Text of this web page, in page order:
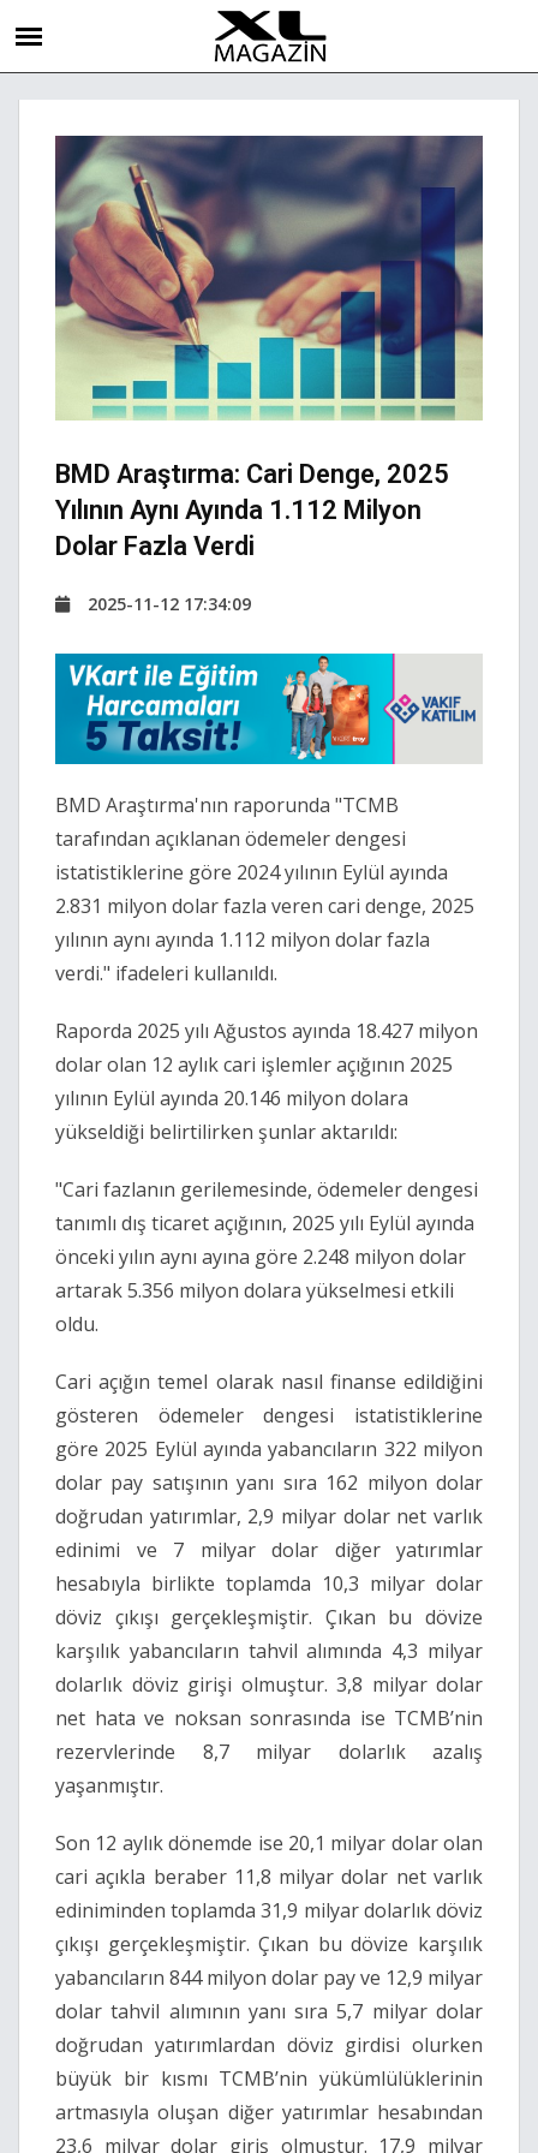
BMD Araştırma: Cari Denge, 2025
Yılının Aynı Ayında 1.112 Milyon
Dolar Fazla Verdi
2025-11-12 17:34:09
BMD Araştırma'nın raporunda "TCMB
tarafından açıklanan ödemeler dengesi
istatistiklerine göre 2024 yılının Eylül ayında
2.831 milyon dolar fazla veren cari denge, 2025
yılının aynı ayında 1.112 milyon dolar fazla
verdi." ifadeleri kullanıldı.
Raporda 2025 yılı Ağustos ayında 18.427 milyon
dolar olan 12 aylık cari işlemler açığının 2025
yılının Eylül ayında 20.146 milyon dolara
yükseldiği belirtilirken şunlar aktarıldı:
"Cari fazlanın gerilemesinde, ödemeler dengesi
tanımlı dış ticaret açığının, 2025 yılı Eylül ayında
önceki yılın aynı ayına göre 2.248 milyon dolar
artarak 5.356 milyon dolara yükselmesi etkili
oldu.
Cari açığın temel olarak nasıl finanse edildiğini
gösteren ödemeler dengesi istatistiklerine
göre 2025 Eylül ayında yabancıların 322 milyon
dolar pay satışının yanı sıra 162 milyon dolar
doğrudan yatırımlar, 2,9 milyar dolar net varlık
edinimi ve 7 milyar dolar diğer yatırımlar
hesabıyla birlikte toplamda 10,3 milyar dolar
döviz çıkışı gerçekleşmiştir. Çıkan bu dövize
karşılık yabancıların tahvil alımında 4,3 milyar
dolarlık döviz girişi olmuştur. 3,8 milyar dolar
net hata ve noksan sonrasında ise TCMB’nin
rezervlerinde 8,7 milyar dolarlık azalış
yaşanmıştır.
Son 12 aylık dönemde ise 20,1 milyar dolar olan
cari açıkla beraber 11,8 milyar dolar net varlık
ediniminden toplamda 31,9 milyar dolarlık döviz
çıkışı gerçekleşmiştir. Çıkan bu dövize karşılık
yabancıların 844 milyon dolar pay ve 12,9 milyar
dolar tahvil alımının yanı sıra 5,7 milyar dolar
doğrudan yatırımlardan döviz girdisi olurken
büyük bir kısmı TCMB’nin yükümlülüklerinin
artmasıyla oluşan diğer yatırımlar hesabından
23,6 milyar dolar giriş olmuştur. 17,9 milyar